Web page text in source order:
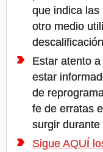
que indica las
otro medio
Estar atento
estar
de
fe de erratas
surgir
Sigue AQUÍ